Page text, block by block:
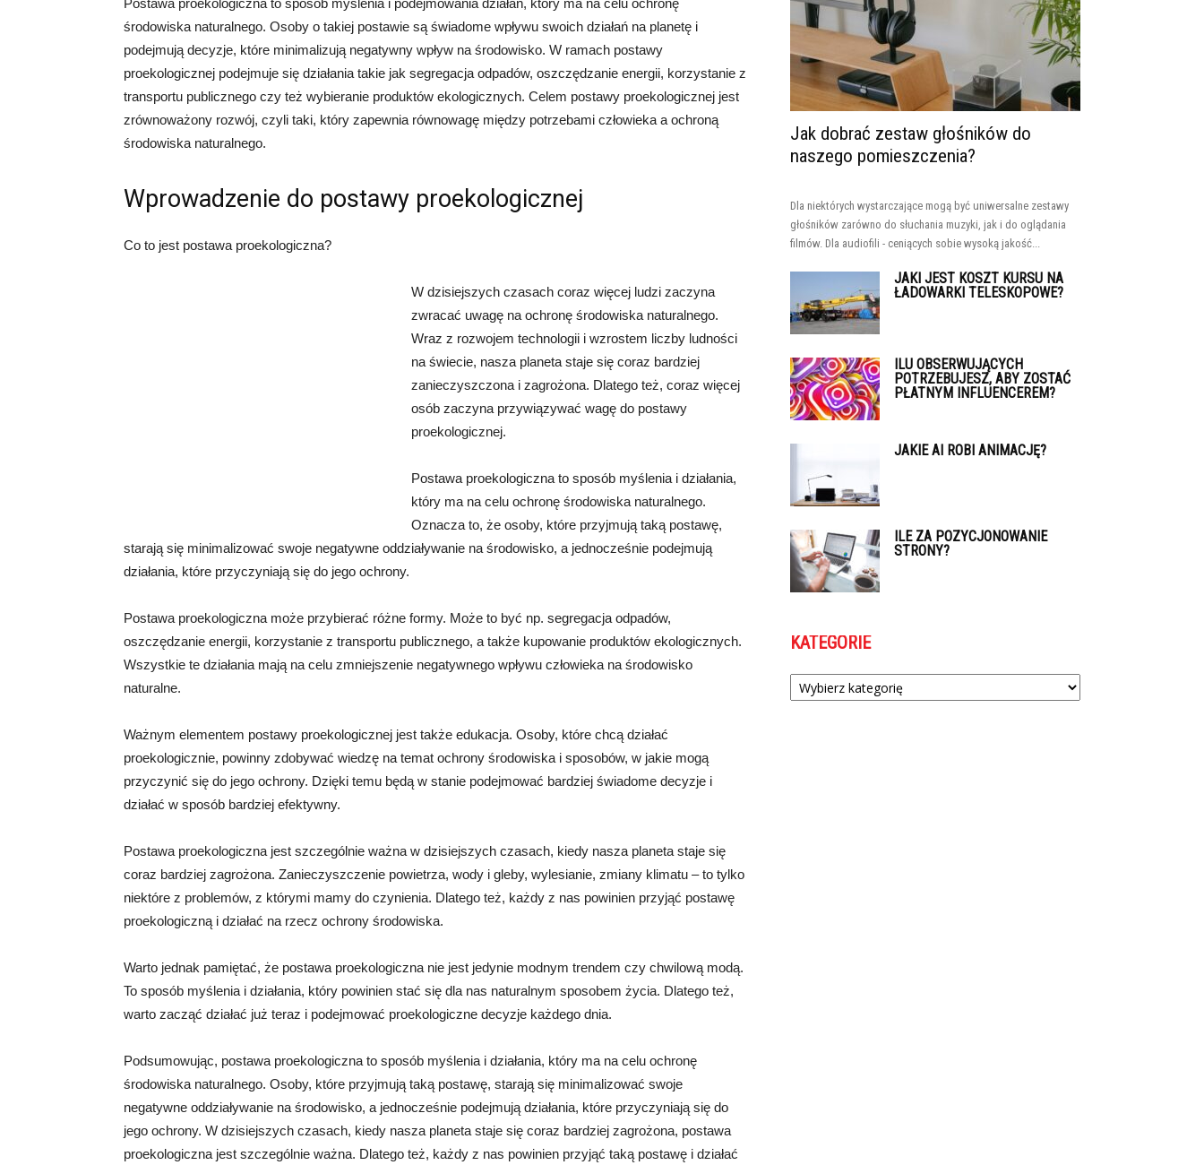
Postawa proekologiczna to sposób myślenia i podejmowania działań, który ma na celu ochronę
środowiska naturalnego. Osoby o takiej postawie są świadome wpływu swoich działań na planetę i
podejmują decyzje, które minimalizują negatywny wpływ na środowisko. W ramach postawy
proekologicznej podejmuje się działania takie jak segregacja odpadów, oszczędzanie energii, korzystanie z
transportu publicznego czy też wybieranie produktów ekologicznych. Celem postawy proekologicznej jest
zrównoważony rozwój, czyli taki, który zapewnia równowagę między potrzebami człowieka a ochroną
środowiska naturalnego.
Wprowadzenie do postawy proekologicznej
Co to jest postawa proekologiczna?
W dzisiejszych czasach coraz więcej ludzi zaczyna
zwracać uwagę na ochronę środowiska naturalnego.
Wraz z rozwojem technologii i wzrostem liczby ludności
na świecie, nasza planeta staje się coraz bardziej
zanieczyszczona i zagrożona. Dlatego też, coraz więcej
osób zaczyna przywiązywać wagę do postawy
proekologicznej.
Postawa proekologiczna to sposób myślenia i działania,
który ma na celu ochronę środowiska naturalnego.
Oznacza to, że osoby, które przyjmują taką postawę,
starają się minimalizować swoje negatywne oddziaływanie na środowisko, a jednocześnie podejmują
działania, które przyczyniają się do jego ochrony.
Postawa proekologiczna może przybierać różne formy. Może to być np. segregacja odpadów,
oszczędzanie energii, korzystanie z transportu publicznego, a także kupowanie produktów ekologicznych.
Wszystkie te działania mają na celu zmniejszenie negatywnego wpływu człowieka na środowisko
naturalne.
Ważnym elementem postawy proekologicznej jest także edukacja. Osoby, które chcą działać
proekologicznie, powinny zdobywać wiedzę na temat ochrony środowiska i sposobów, w jakie mogą
przyczynić się do jego ochrony. Dzięki temu będą w stanie podejmować bardziej świadome decyzje i
działać w sposób bardziej efektywny.
Postawa proekologiczna jest szczególnie ważna w dzisiejszych czasach, kiedy nasza planeta staje się
coraz bardziej zagrożona. Zanieczyszczenie powietrza, wody i gleby, wylesianie, zmiany klimatu – to tylko
niektóre z problemów, z którymi mamy do czynienia. Dlatego też, każdy z nas powinien przyjąć postawę
proekologiczną i działać na rzecz ochrony środowiska.
Warto jednak pamiętać, że postawa proekologiczna nie jest jedynie modnym trendem czy chwilową modą.
To sposób myślenia i działania, który powinien stać się dla nas naturalnym sposobem życia. Dlatego też,
warto zacząć działać już teraz i podejmować proekologiczne decyzje każdego dnia.
Podsumowując, postawa proekologiczna to sposób myślenia i działania, który ma na celu ochronę
środowiska naturalnego. Osoby, które przyjmują taką postawę, starają się minimalizować swoje
negatywne oddziaływanie na środowisko, a jednocześnie podejmują działania, które przyczyniają się do
jego ochrony. W dzisiejszych czasach, kiedy nasza planeta staje się coraz bardziej zagrożona, postawa
proekologiczna jest szczególnie ważna. Dlatego też, każdy z nas powinien przyjąć taką postawę i działać
Jak dobrać zestaw głośników do
naszego pomieszczenia?
Dla niektórych wystarczające mogą być uniwersalne zestawy
głośników zarówno do słuchania muzyki, jak i do oglądania
filmów. Dla audiofili - ceniących sobie wysoką jakość...
JAKI JEST KOSZT KURSU NA
ŁADOWARKI TELESKOPOWE?
ILU OBSERWUJĄCYCH
POTRZEBUJESZ, ABY ZOSTAĆ
PŁATNYM INFLUENCEREM?
JAKIE AI ROBI ANIMACJĘ?
ILE ZA POZYCJONOWANIE
STRONY?
KATEGORIE
Kategorie